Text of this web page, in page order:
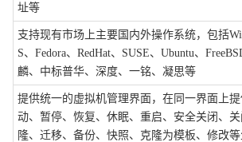
址等
支持现有市场上主要国内外操作系统，包括
S、Fedora、RedHat、SUSE、Ubuntu、
麟、中标普华、深度、一铭、凝思等
提供统一的虚拟机管理界面，在同一界面上
动、暂停、恢复、休眠、重启、安全关闭、
隆、迁移、备份、快照、克隆为模板、修改